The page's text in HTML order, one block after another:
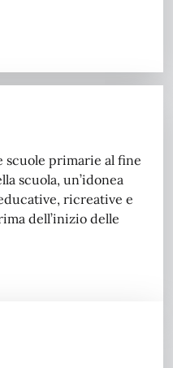
scuole primarie al fine
scuola, un’idonea
ricreative e
dell’inizio delle